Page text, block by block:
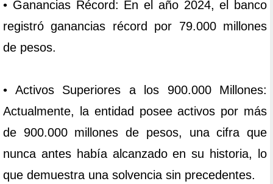
• Ganancias Récord: En el año 2024, el banco
registró ganancias récord por 79.000 millones
de pesos.
• Activos Superiores a los 900.000 Millones:
Actualmente, la entidad posee activos por más
de 900.000 millones de pesos, una cifra que
nunca antes había alcanzado en su historia, lo
que demuestra una solvencia sin precedentes.